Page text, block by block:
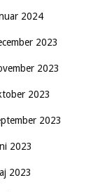
2024
2023
2023
2023
2023
2023
2023